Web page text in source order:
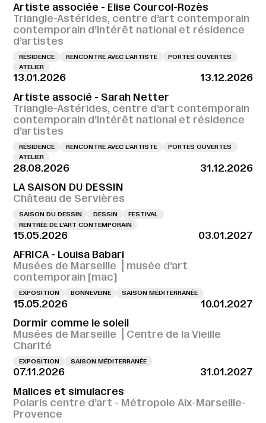
Artiste associée - Elise Courcol-Rozès
Triangle-Astérides, centre d’art contemporain
contemporain d’intérêt national et résidence
d’artistes
RÉSIDENCE RENCONTRE AVEC L’ARTISTE
PORTES OUVERTES
ATELIER
13.01.2026
13.12.2026
Artiste associé - Sarah Netter
Triangle-Astérides, centre d’art contemporain
contemporain d’intérêt national et résidence
d’artistes
RÉSIDENCE RENCONTRE AVEC L’ARTISTE
PORTES OUVERTES
ATELIER
28.08.2026
31.12.2026
LA SAISON DU DESSIN
Château de Servières
SAISON DU DESSIN DESSIN
FESTIVAL
RENTRÉE DE L'ART CONTEMPORAIN
15.05.2026
03.01.2027
AFRICA - Louisa Babari
Musées de Marseille ⎪musée d’art
contemporain [mac]
EXPOSITION BONNEVEINE SAISON MÉDITERRANÉE
15.05.2026
10.01.2027
Dormir comme le soleil
Musées de Marseille ⎪Centre de la Vieille
Charité
EXPOSITION SAISON MÉDITERRANÉE
07.11.2026
31.01.2027
Malices et simulacres
Polaris centre d’art - Métropole Aix-Marseille-
Provence